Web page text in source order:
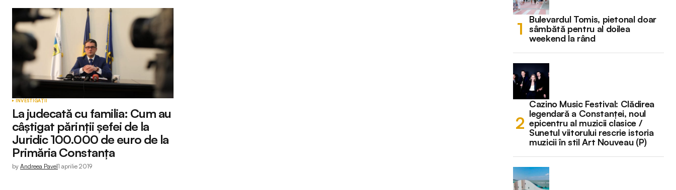
INVESTIGAȚII
La judecată cu familia: Cum au
câștigat părinții șefei de la
Juridic 100.000 de euro de la
Primăria Constanța
by Andreea Pavel1 aprilie 2019
Bulevardul Tomis, pietonal doar
sâmbătă pentru al doilea
weekend la rând
Cazino Music Festival: Clădirea
legendară a Constanței, noul
epicentru al muzicii clasice /
Sunetul viitorului rescrie istoria
muzicii în stil Art Nouveau (P)